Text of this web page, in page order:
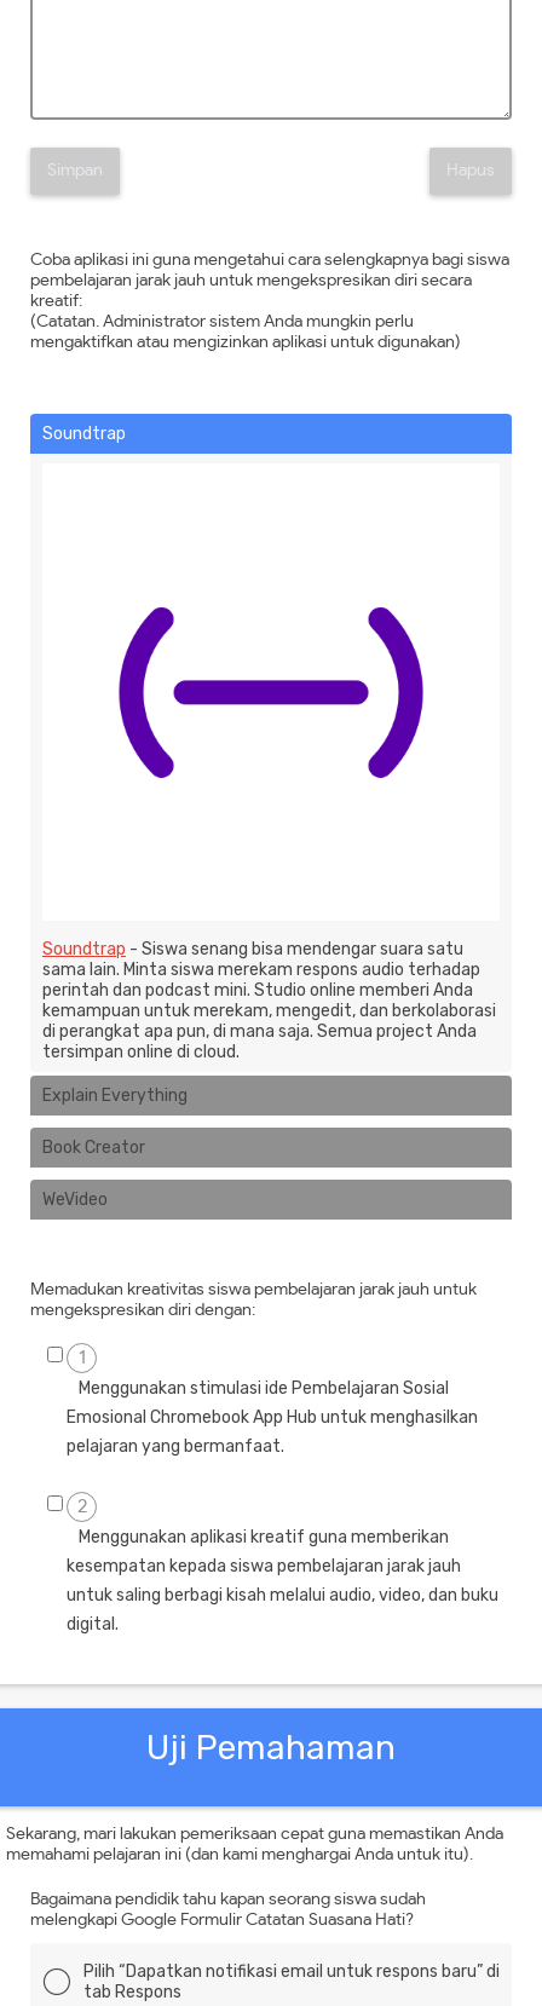
Simpan Hapus
Coba aplikasi ini guna mengetahui cara selengkapnya bagi siswa
pembelajaran jarak jauh untuk mengekspresikan diri secara
kreatif:
(Catatan. Administrator sistem Anda mungkin perlu
mengaktifkan atau mengizinkan aplikasi untuk digunakan)
Soundtrap
Soundtrap - Siswa senang bisa mendengar suara satu
sama lain. Minta siswa merekam respons audio terhadap
perintah dan podcast mini. Studio online memberi Anda
kemampuan untuk merekam, mengedit, dan berkolaborasi
di perangkat apa pun, di mana saja. Semua project Anda
tersimpan online di cloud.
Explain Everything
Book Creator
WeVideo
Memadukan kreativitas siswa pembelajaran jarak jauh untuk
mengekspresikan diri dengan:
1
Menggunakan stimulasi ide Pembelajaran Sosial
Emosional Chromebook App Hub untuk menghasilkan
pelajaran yang bermanfaat.
2
Menggunakan aplikasi kreatif guna memberikan
kesempatan kepada siswa pembelajaran jarak jauh
untuk saling berbagi kisah melalui audio, video, dan buku
digital.
Uji Pemahaman
Sekarang, mari lakukan pemeriksaan cepat guna memastikan Anda
memahami pelajaran ini (dan kami menghargai Anda untuk itu).
Bagaimana pendidik tahu kapan seorang siswa sudah
melengkapi Google Formulir Catatan Suasana Hati?
Pilih “Dapatkan notifikasi email untuk respons baru” di
tab Respons